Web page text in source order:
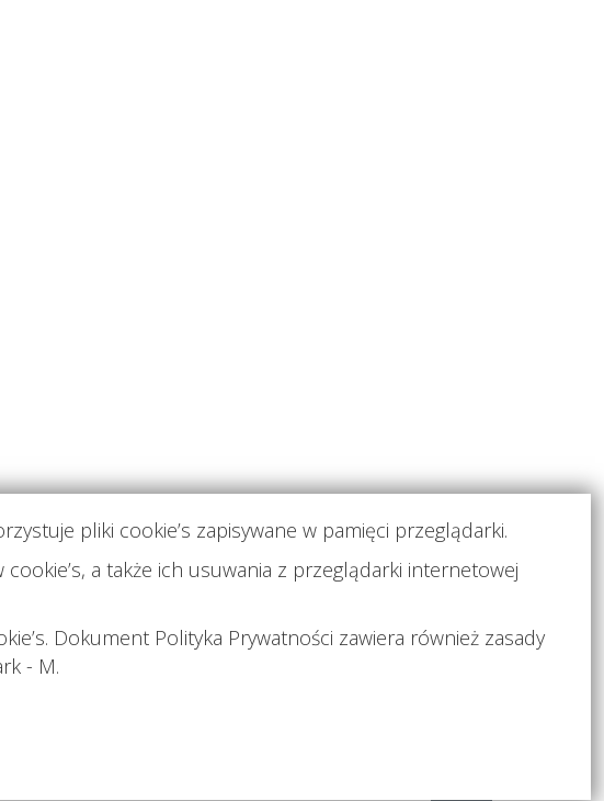
pliki cookie’s zapisywane w pamięci przeglądarki.
a także ich usuwania z przeglądarki internetowej
Dokument Polityka Prywatności zawiera również zasady
- M.
przechowywania lub dostępu do
X